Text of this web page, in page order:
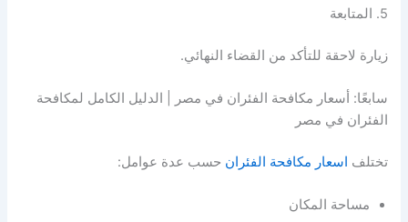
5. المتابعة
زيارة لاحقة للتأكد من القضاء النهائي.
سابعًا: أسعار مكافحة الفئران في مصر | الدليل الكامل لمكافحة
الفئران في مصر
تختلف اسعار مكافحة الفئران حسب عدة عوامل:
مساحة المكان